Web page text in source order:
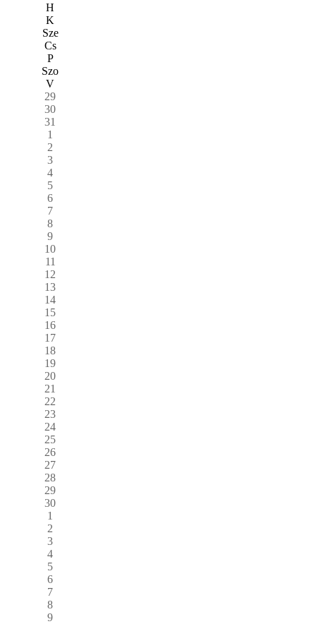
H
K
Sze
Cs
P
Szo
V
29
30
31
1
2
3
4
5
6
7
8
9
10
11
12
13
14
15
16
17
18
19
20
21
22
23
24
25
26
27
28
29
30
1
2
3
4
5
6
7
8
9